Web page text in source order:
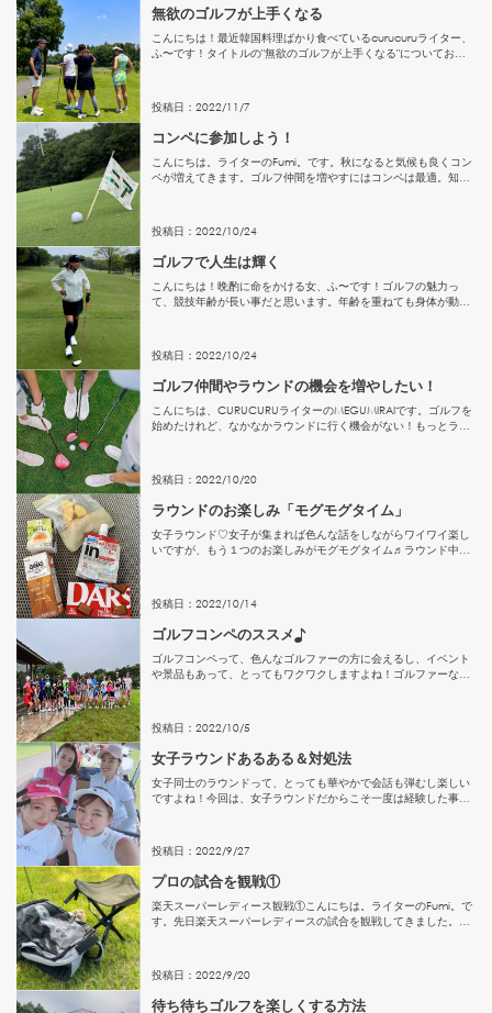
無欲のゴルフが上手くなる
こんにちは！最近韓国料理ばかり食べているcurucuruライター、
ふ〜です！タイトルの"無欲のゴルフが上手くなる"についてお話
投稿日： 2022/11/7
コンペに参加しよう！
こんにちは。ライターのFumi。です。秋になると気候も良くコン
ペが増えてきます。ゴルフ仲間を増やすにはコンペは最適。知ら
も。...
投稿日： 2022/10/24
ゴルフで人生は輝く
こんにちは！晩酌に命をかける女、ふ〜です！ゴルフの魅力っ
て、競技年齢が長い事だと思います。年齢を重ねても身体が動く
に楽しめる...
投稿日： 2022/10/24
ゴルフ仲間やラウンドの機会を増やしたい！
こんにちは、CURUCURUライターのMEGUMIRAIです。ゴルフを
始めたけれど、なかなかラウンドに行く機会がない！もっとラウ
投稿日： 2022/10/20
ラウンドのお楽しみ「モグモグタイム」
女子ラウンド♡女子が集まれば色んな話をしながらワイワイ楽し
いですが、もう１つのお楽しみがモグモグタイム♬ラウンド中の
食べるこ...
投稿日： 2022/10/14
ゴルフコンペのススメ♪
ゴルフコンペって、色んなゴルファーの方に会えるし、イベント
や景品もあって、とってもワクワクしますよね！ゴルファーなら
のゴルフ...
投稿日： 2022/10/5
女子ラウンドあるある＆対処法
女子同士のラウンドって、とっても華やかで会話も弾むし楽しい
ですよね！今回は、女子ラウンドだからこそ一度は経験した事が
ッフに、...
投稿日： 2022/9/27
プロの試合を観戦①
楽天スーパーレディース観戦①こんにちは。ライターのFumi。で
す。先日楽天スーパーレディースの試合を観戦してきました。残
しま...
投稿日： 2022/9/20
待ち待ちゴルフを楽しくする方法